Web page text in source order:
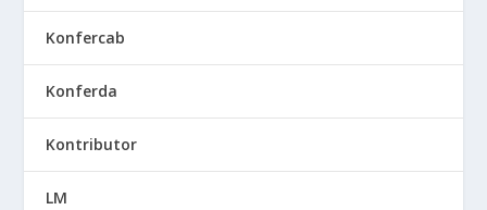
Konfercab
Konferda
Kontributor
LM